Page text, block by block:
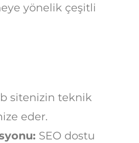
yönelik çeşitli
sitenizin teknik
eder.
SEO dostu